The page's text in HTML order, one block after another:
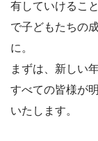
有していけるこ
で子どもたちの
に。
まずは、新しい
すべての皆様が
いたします。